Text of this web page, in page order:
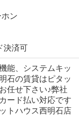
ン
決済可
能、システムキッ
石の賃貸はピタッ
任せ下さい♪弊社
ード払い対応です
トハウス西明石店